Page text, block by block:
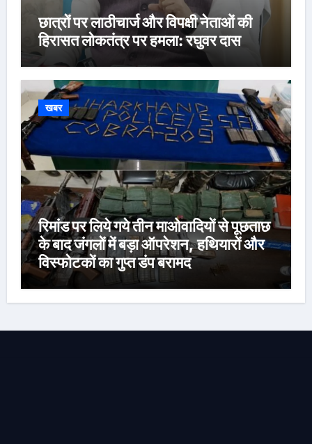
छात्रों पर लाठीचार्ज और विपक्षी नेताओं की
हिरासत लोकतंत्र पर हमला: रघुवर दास
खबर
रिमांड पर लिये गये तीन माओवादियों से पूछताछ
के बाद जंगलों में बड़ा ऑपरेशन, हथियारों और
विस्फोटकों का गुप्त डंप बरामद